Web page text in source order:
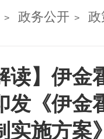
> 政务公开 > 政
读】伊金
发《伊金
实施方案